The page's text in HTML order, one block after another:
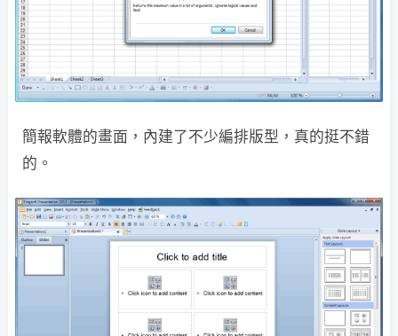
簡報軟體的畫面，內建了不少編排版型，真的挺不錯
的。